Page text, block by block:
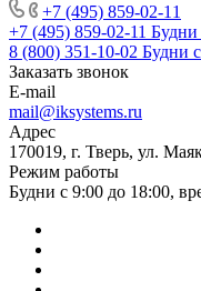
+7 (495) 859-02-11
+7 (495) 859-02-11 Будни
8 (800) 351-10-02 Будни
Заказать звонок
E-mail
mail@iksystems.ru
Адрес
170019, г. Тверь, ул.
Режим работы
Будни с 9:00 до 18:00,